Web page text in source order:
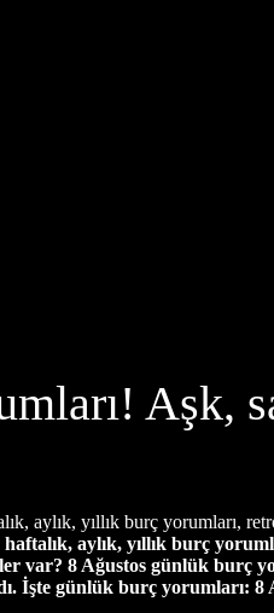
Aşk,
aylık, yıllık burç yorumları,
aylık, yıllık burç
var? 8 Ağustos günlük burç
İşte günlük burç yorumları: 8